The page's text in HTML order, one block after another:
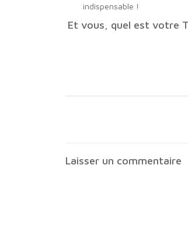
indispensable !
Et vous, quel est votre
Laisser un commentaire